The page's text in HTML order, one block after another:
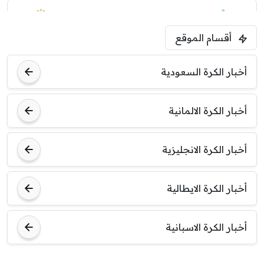
ليفربول
أقسام الموقع
أخبار الكرة السعودية
أخبار الكرة الالمانية
أخبار الكرة الانجليزية
أخبار الكرة الايطالية
أخبار الكرة الاسبانية